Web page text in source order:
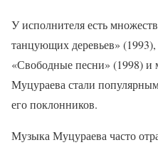
У исполнителя есть
танцующих деревьев»
«Свободные песни» (1998) и
Муцураева стали
его поклонников.
Музыка Муцураева часто